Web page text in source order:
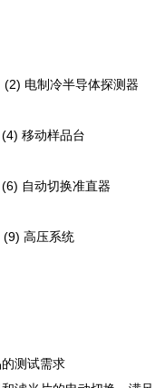
冷半导体探测器
样品台
动切换准直器
高压系统
测试需求